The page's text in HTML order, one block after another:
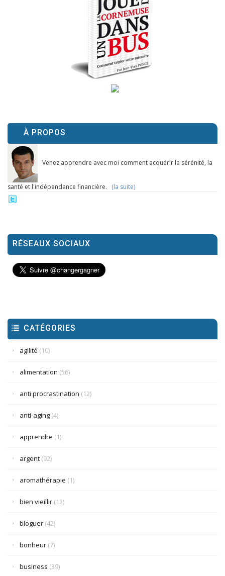
À PROPOS
Venez apprendre avec moi comment acquérir la sérénité, la
santé et l'indépendance financière. (la suite)
RÉSEAUX SOCIAUX
CATÉGORIES
agilité (10)
alimentation (56)
anti procrastination (12)
anti-aging (4)
apprendre (1)
argent (92)
aromathérapie (1)
bien vieillir (12)
bloguer (42)
bonheur (7)
business (39)